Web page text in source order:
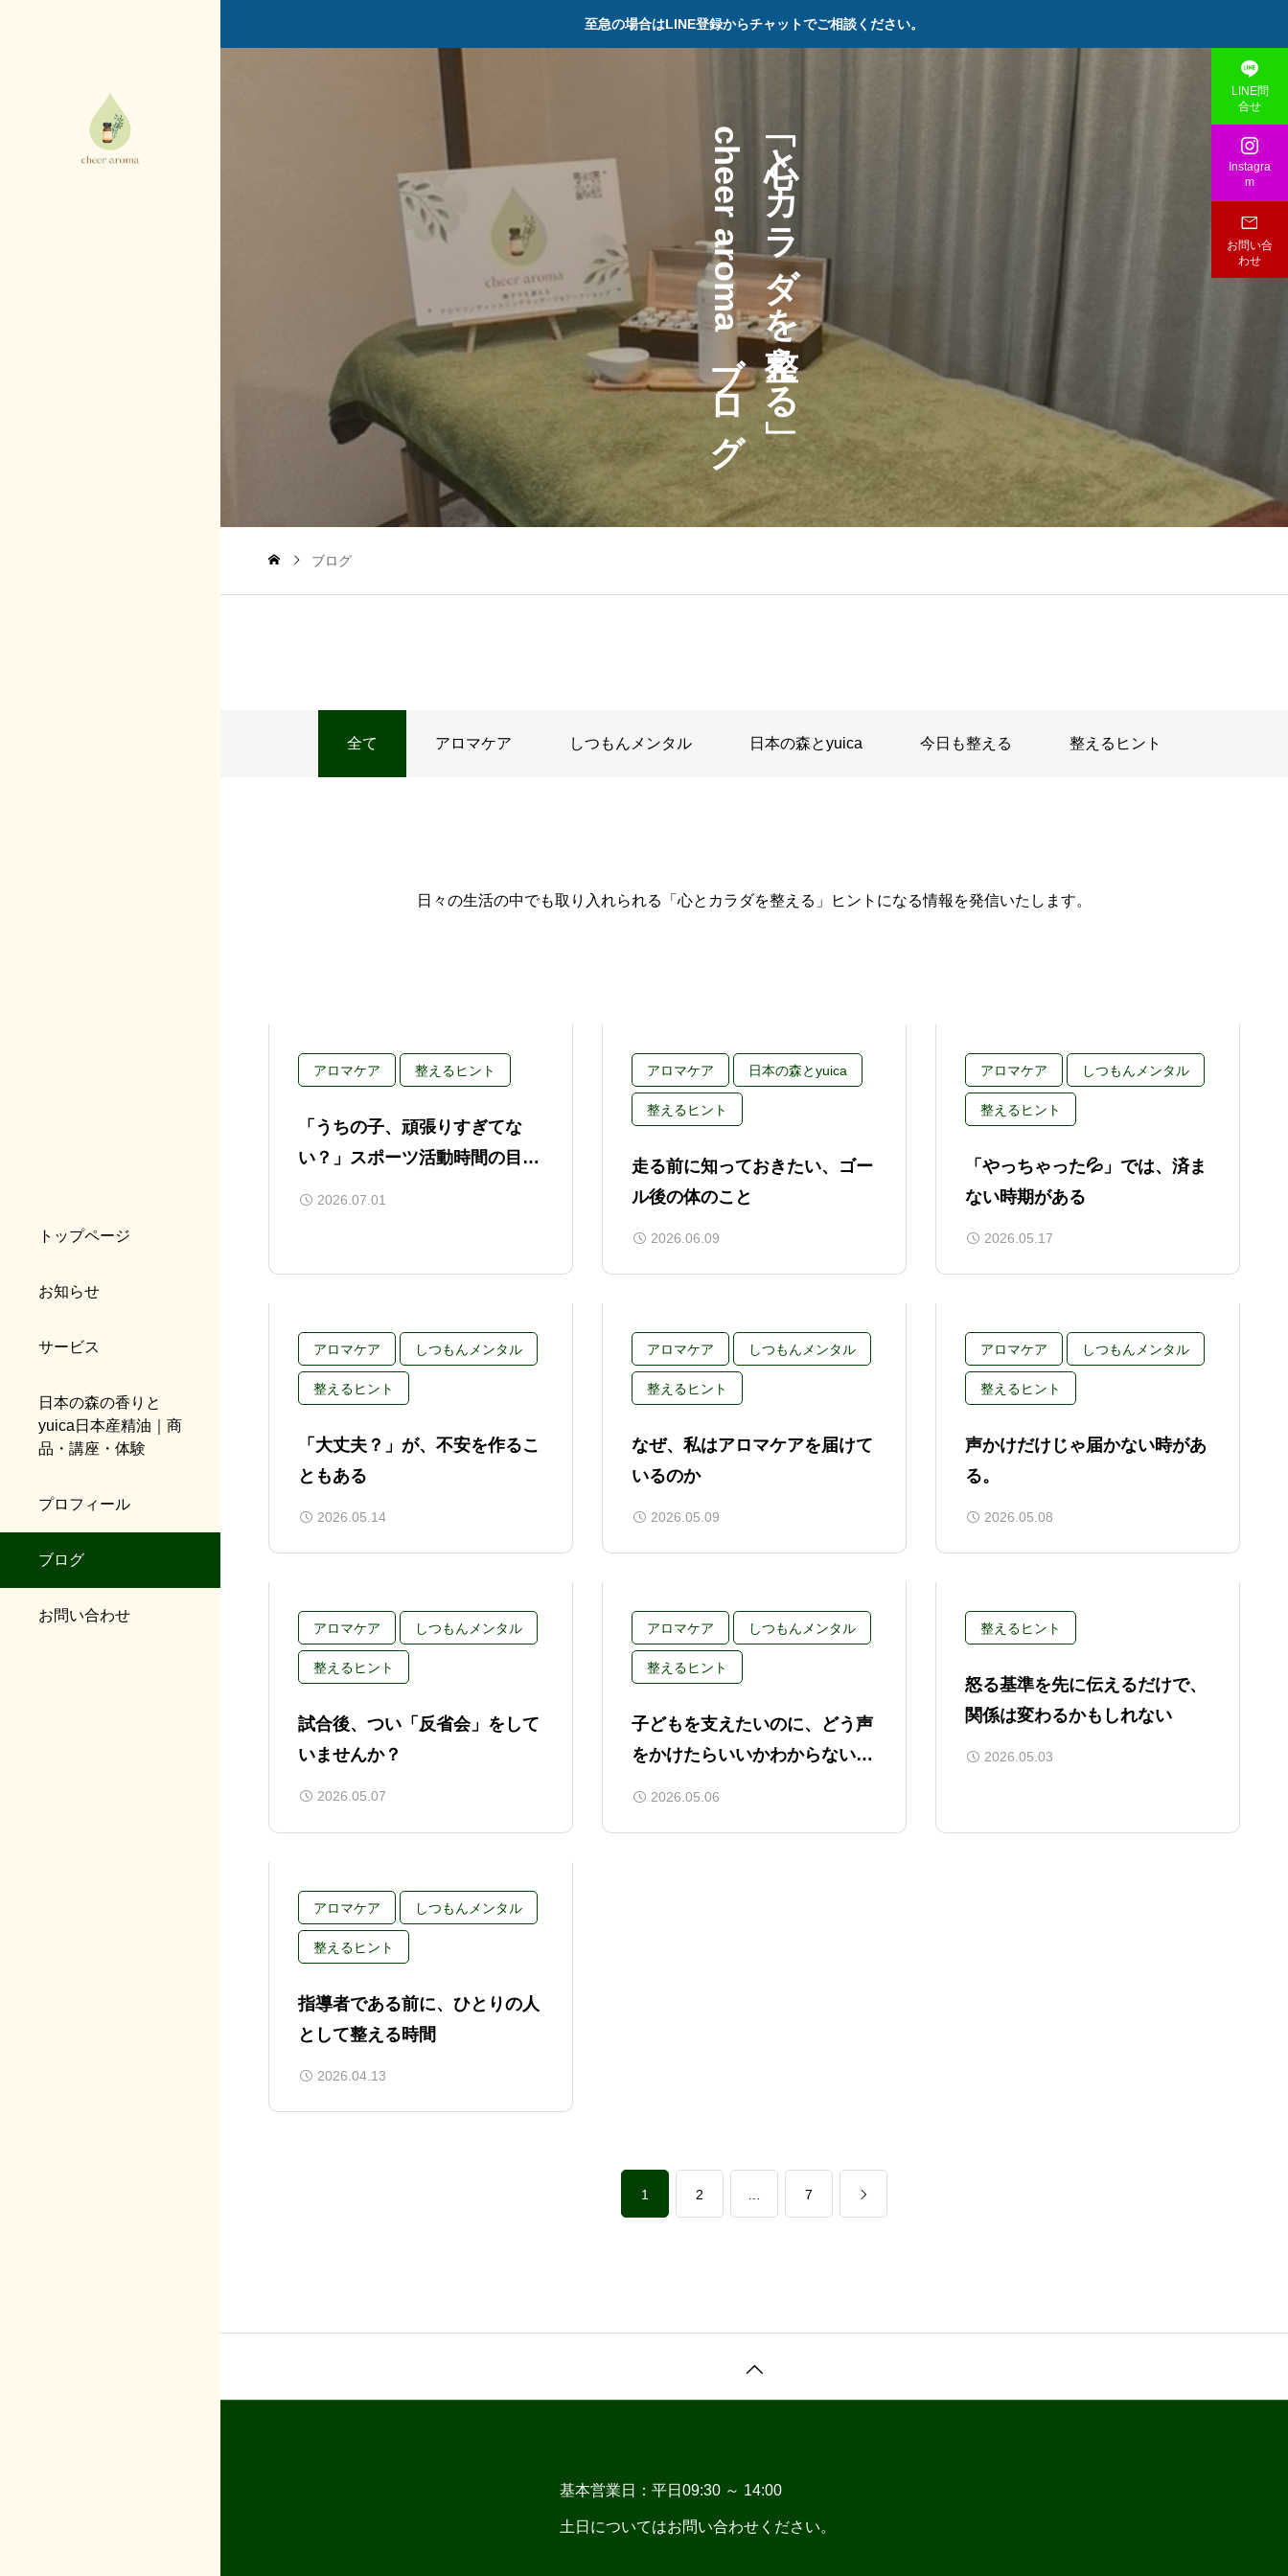
至急の場合はLINE登録からチャットでご相談ください。
トップページ
お知らせ
サービス
日本の森の香りと
yuica日本産精油｜商
品・講座・体験
プロフィール
ブログ
お問い合わせ

LINE問
合せ

Instagra
m

お問い合
わせ
と
カ
ラ
ダ
を
え
る
c
h
e
e
r
a
r
o
m
a
ブ
ロ
グ
ブログ
全て アロマケア しつもんメンタル 日本の森とyuica 今日も整える 整えるヒント
日々の生活の中でも取り入れられる「心とカラダを整える」ヒントになる情報を発信いたします。
アロマケア 整えるヒント
「うちの子、頑張りすぎてな
い？」スポーツ活動時間の目安
2026.07.01
アロマケア 日本の森とyuica
整えるヒント
走る前に知っておきたい、ゴー
ル後の体のこと
2026.06.09
アロマケア しつもんメンタル
整えるヒント
「やっちゃった💦」では、済ま
ない時期がある
2026.05.17
アロマケア しつもんメンタル
整えるヒント
「大丈夫？」が、不安を作るこ
ともある
2026.05.14
アロマケア しつもんメンタル
整えるヒント
なぜ、私はアロマケアを届けて
いるのか
2026.05.09
アロマケア しつもんメンタル
整えるヒント
声かけだけじゃ届かない時があ
る。
2026.05.08
アロマケア しつもんメンタル
整えるヒント
試合後、つい「反省会」をして
いませんか？
2026.05.07
アロマケア しつもんメンタル
整えるヒント
子どもを支えたいのに、どう声
をかけたらいいかわからない時
2026.05.06
整えるヒント
怒る基準を先に伝えるだけで、
関係は変わるかもしれない
2026.05.03
アロマケア しつもんメンタル
整えるヒント
指導者である前に、ひとりの人
として整える時間
2026.04.13
1 2 7
基本営業日：平日09:30 ～ 14:00
土日についてはお問い合わせください。